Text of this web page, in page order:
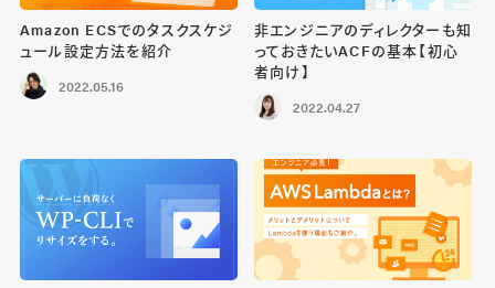
Amazon ECSでのタスクスケジ
ュール設定方法を紹介
2022.05.16
非エンジニアのディレクターも知
っておきたいACFの基本【初心
者向け】
2022.04.27